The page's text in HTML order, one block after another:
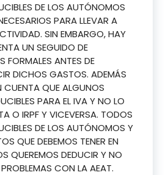
DE LOS AUTÓNOMOS
PARA LLEVAR A
SIN EMBARGO, HAY
UN SEGUIDO DE
FORMALES ANTES DE
DICHOS GASTOS. ADEMÁS
CUENTA QUE ALGUNOS
PARA EL IVA Y NO LO
O IRPF Y VICEVERSA. TODOS
DE LOS AUTÓNOMOS Y
QUE DEBEMOS TENER EN
QUEREMOS DEDUCIR Y NO
CON LA AEAT.